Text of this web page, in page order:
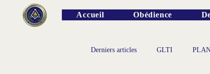
Accueil Obédience
Derniers articles GLTI